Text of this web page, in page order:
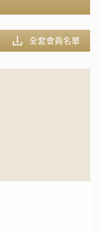
全套會員名單